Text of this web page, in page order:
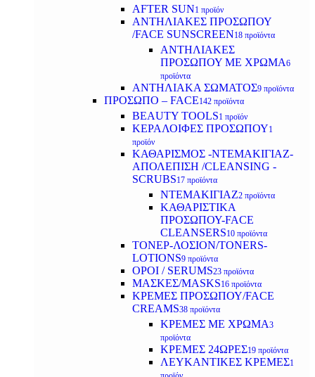
AFTER SUN1 προϊόν
ΑΝΤΗΛΙΑΚΕΣ ΠΡΟΣΩΠΟΥ
/FACE SUNSCREEN18 προϊόντα
ΑΝΤΗΛΙΑΚΕΣ
ΠΡΟΣΩΠΟΥ ΜΕ ΧΡΩΜΑ6
προϊόντα
ΑΝΤΗΛΙΑΚΑ ΣΩΜΑΤΟΣ9 προϊόντα
ΠΡΟΣΩΠΟ – FACE142 προϊόντα
BEAUTY TOOLS1 προϊόν
ΚΕΡΑΛΟΙΦΕΣ ΠΡΟΣΩΠΟΥ1
προϊόν
ΚΑΘΑΡΙΣΜΟΣ -ΝΤΕΜΑΚΙΓΙΑΖ-
ΑΠΟΛΕΠΙΣΗ /CLEANSING -
SCRUBS17 προϊόντα
ΝΤΕΜΑΚΙΓΙΑΖ2 προϊόντα
ΚΑΘΑΡΙΣΤΙΚΑ
ΠΡΟΣΩΠΟΥ-FACE
CLEANSERS10 προϊόντα
ΤΟΝΕΡ-ΛΟΣΙΟΝ/TONERS-
LOTIONS9 προϊόντα
ΟΡΟΙ / SERUMS23 προϊόντα
ΜΑΣΚΕΣ/MASKS16 προϊόντα
ΚΡΕΜΕΣ ΠΡΟΣΩΠΟΥ/FACE
CREAMS38 προϊόντα
ΚΡΕΜΕΣ ΜΕ ΧΡΩΜΑ3
προϊόντα
ΚΡΕΜΕΣ 24ΩΡΕΣ19 προϊόντα
ΛΕΥΚΑΝΤΙΚΕΣ ΚΡΕΜΕΣ1